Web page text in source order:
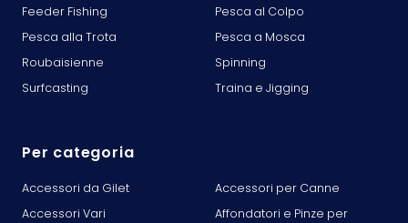
Feeder Fishing
Pesca al Colpo
Pesca alla Trota
Pesca a Mosca
Roubaisienne
Spinning
Surfcasting
Traina e Jigging
Per categoria
Accessori da Gilet
Accessori per Canne
Accessori Vari
Affondatori e Pinze per